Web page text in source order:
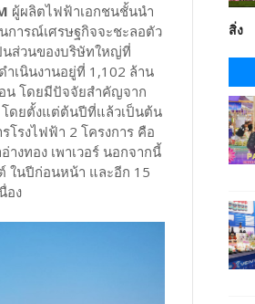
ผู้ผลิตไฟฟ้าเอกชนชั้นนำ
การณ์เศรษฐกิจจะชะลอตัว
นส่วนของบริษัทใหญ่ที่
เนินงานอยู่ที่ 1,102 ล้าน
น โดยมีปัจจัยสำคัญจาก
โดยตั้งแต่ต้นปีที่แล้วเป็นต้น
โรงไฟฟ้า 2 โครงการ คือ
างทอง เพาเวอร์ นอกจากนี้
ในปีก่อนหน้า และอีก 15
อง
สิ่ง